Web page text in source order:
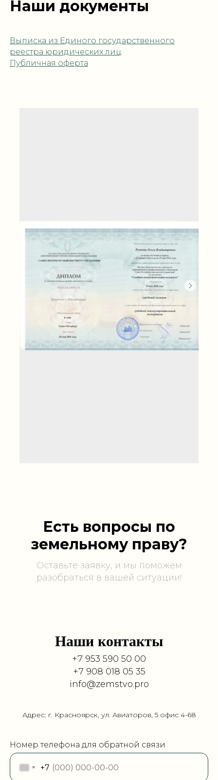
Наши документы
Выписка из Единого государственного
реестра юридических лиц
Публичная оферта
Есть вопросы по
земельному праву?
Оставьте заявку, и мы поможем
разобраться в вашей ситуации!
Наши контакты
+7 953 590 50 00
+7 908 018 05 35
info@zemstvo.pro
Адрес: г. Красноярск, ул. Авиаторов, 5 офис 4-68
Номер телефона для обратной связи
+7